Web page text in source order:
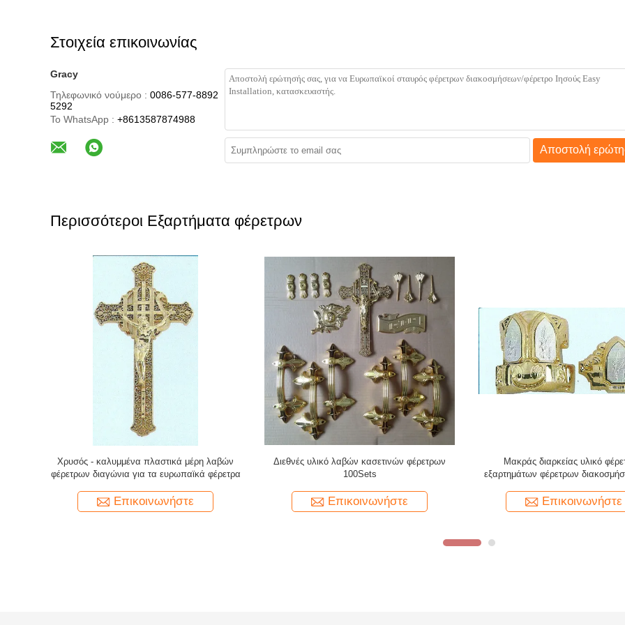
Στοιχεία επικοινωνίας
Gracy
Τηλεφωνικό νούμερο : 0086-577-8892
5292
Το WhatsApp : +8613587874988
Αποστολή
Περισσότεροι Εξαρτήματα φέρετρων
Διακοσμήσεις φέρετρων λαβών μετάλλων για
το ρουλεμάν φέρετρων/τα νεκρικά προϊόντα
Επικοινωνήστε
Χρυσά χρώματος εξαρτήματα κασετινών
λαβών φέρετρων πλαστικά με το σύγχρονο
Επικοινωνήστε
Φραγμός 45*32*26mm
κασετινών εξαρτήματα
Επικοινωνήστε